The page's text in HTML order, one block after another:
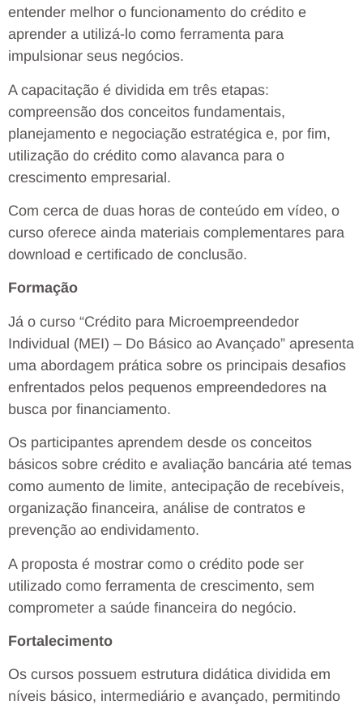
entender melhor o funcionamento do crédito e
aprender a utilizá-lo como ferramenta para
impulsionar seus negócios.
A capacitação é dividida em três etapas:
compreensão dos conceitos fundamentais,
planejamento e negociação estratégica e, por fim,
utilização do crédito como alavanca para o
crescimento empresarial.
Com cerca de duas horas de conteúdo em vídeo, o
curso oferece ainda materiais complementares para
download e certificado de conclusão.
Formação
Já o curso “Crédito para Microempreendedor
Individual (MEI) – Do Básico ao Avançado” apresenta
uma abordagem prática sobre os principais desafios
enfrentados pelos pequenos empreendedores na
busca por financiamento.
Os participantes aprendem desde os conceitos
básicos sobre crédito e avaliação bancária até temas
como aumento de limite, antecipação de recebíveis,
organização financeira, análise de contratos e
prevenção ao endividamento.
A proposta é mostrar como o crédito pode ser
utilizado como ferramenta de crescimento, sem
comprometer a saúde financeira do negócio.
Fortalecimento
Os cursos possuem estrutura didática dividida em
níveis básico, intermediário e avançado, permitindo